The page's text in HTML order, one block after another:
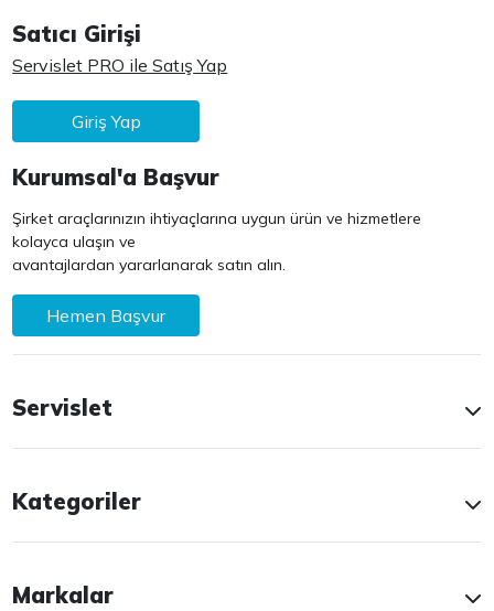
Satıcı Girişi
Servislet PRO ile Satış Yap
Giriş Yap
Kurumsal'a Başvur
Şirket araçlarınızın ihtiyaçlarına uygun ürün ve hizmetlere
kolayca ulaşın ve
avantajlardan yararlanarak satın alın.
Hemen Başvur
Servislet
Kategoriler
Markalar